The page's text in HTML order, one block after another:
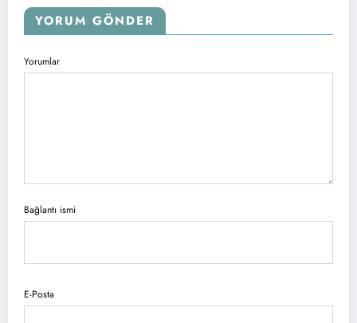
YORUM GÖNDER
Yorumlar
Bağlantı ismi
E-Posta